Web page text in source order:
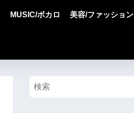
MUSIC/ボカロ 美容/ファッション